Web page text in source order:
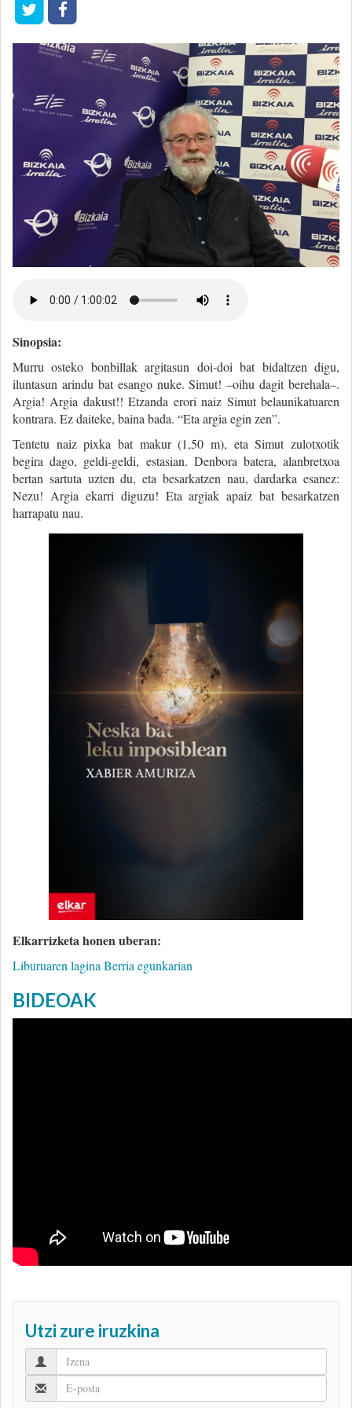
Sinopsia:
Murru osteko bonbillak argitasun doi-doi bat bidaltzen digu,
iluntasun arindu bat esango nuke. Simut! –oihu dagit berehala–.
Argia! Argia dakust!! Etzanda erori naiz Simut belaunikatuaren
kontrara. Ez daiteke, baina bada. “Eta argia egin zen”.
Tentetu naiz pixka bat makur (1,50 m), eta Simut zulotxotik
begira dago, geldi-geldi, estasian. Denbora batera, alanbretxoa
bertan sartuta uzten du, eta besarkatzen nau, dardarka esanez:
Nezu! Argia ekarri diguzu! Eta argiak apaiz bat besarkatzen
harrapatu nau.
Elkarrizketa honen uberan:
Liburuaren lagina Berria egunkarian
BIDEOAK
Utzi zure iruzkina